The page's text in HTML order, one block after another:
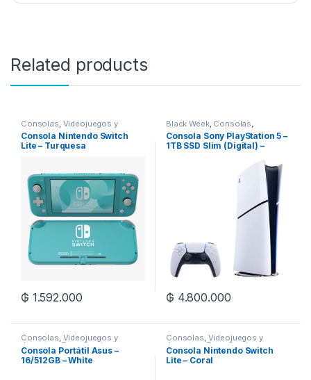
Related products
Consolas Videojuegos y
Juguetes ,Zona Gaming
Consola Nintendo Switch
Lite – Turquesa
₲ 1.592.000
Black Week, Consolas
Videojuegos y Juguetes ,Zona
Gaming
Consola Sony PlayStation 5 –
1TB SSD Slim (Digital) –
₲ 4.800.000
Consolas, Videojuegos y
Juguetes ,Zona Gaming
Consola Portátil Asus –
16/512GB – White
Consolas, Videojuegos y
Juguetes ,Zona Gaming
Consola Nintendo Switch
Lite – Coral